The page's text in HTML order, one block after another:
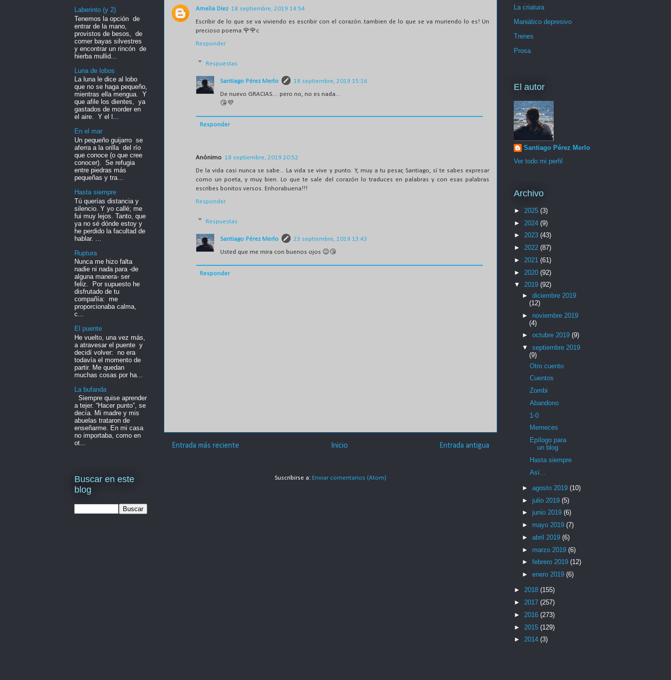
Amelia Diez 18 septiembre, 2019 14:54
Escribir de lo que se va viviendo es escribir con el corazón..tambien de lo que se va muriendo lo es! Un
precioso poema.🌹🌹c
Responder
Respuestas
Santiago Pérez Merlo
18 septiembre, 2019 15:16
De nuevo GRACIAS.... pero no, no es nada...
😘💜
Responder
Anónimo 18 septiembre, 2019 20:52
De la vida casi nunca se sabe... La vida se vive y punto. Y, muy a tu pesar, Santiago, sí te sabes expresar
como un poeta, y muy bien. Lo que te sale del corazón lo traduces en palabras y con esas palabras
escribes bonitos versos. Enhorabuena!!!
Responder
Respuestas
Santiago Pérez Merlo
23 septiembre, 2019 13:43
Usted que me mira con buenos ojos 😉😘
Responder
Entrada más reciente Entrada antigua
Inicio
Suscribirse a: Enviar comentarios (Atom)
Laberinto (y 2)
Tenemos la opción de
entrar de la mano,
provistos de besos, de
comer bayas silvestres
y encontrar un rincón de
hierba mullid...
Luna de lobos
La luna le dice al lobo
que no se haga pequeño,
mientras ella mengua. Y
que afile los dientes, ya
gastados de morder en
el aire. Y el l...
En el mar
Un pequeño guijarro se
aferra a la orilla del río
que conoce (o que cree
conocer). Se refugia
entre piedras más
pequeñas y tra...
Hasta siempre
Tú querías distancia y
silencio. Y yo callé; me
fui muy lejos. Tanto, que
ya no sé dónde estoy y
he perdido la facultad de
hablar. ...
Ruptura
Nunca me hizo falta
nadie ni nada para -de
alguna manera- ser
feliz. Por supuesto he
disfrutado de tu
compañía: me
proporcionaba calma,
c...
El puente
He vuelto, una vez más,
a atravesar el puente y
decidí volver: no era
todavía el momento de
partir. Me quedan
muchas cosas por ha...
La bufanda
Siempre quise aprender
a tejer. “Hacer punto”, se
decía. Mi madre y mis
abuelas trataron de
enseñarme. En mi casa
no importaba, como en
ot...
Buscar en este
blog
La criatura
Maniático depresivo
Trenes
Prosa
El autor
Santiago Pérez Merlo
Ver todo mi perfil
Archivo
► 2025 (3)
► 2024 (9)
► 2023 (43)
► 2022 (87)
► 2021 (61)
► 2020 (92)
▼ 2019 (92)
► diciembre 2019
(12)
► noviembre 2019
(4)
► octubre 2019 (9)
▼ septiembre 2019
(9)
Otro cuento
Cuentos
Zombi
Abandono
1-0
Memeces
Epílogo para
un blog
Hasta siempre
Así...
► agosto 2019 (10)
► julio 2019 (5)
► junio 2019 (6)
► mayo 2019 (7)
► abril 2019 (6)
► marzo 2019 (6)
► febrero 2019 (12)
► enero 2019 (6)
► 2018 (155)
► 2017 (257)
► 2016 (273)
► 2015 (129)
► 2014 (3)